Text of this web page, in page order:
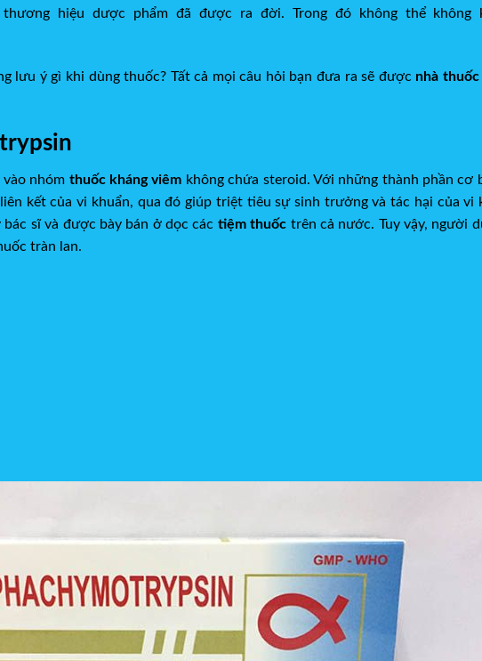
hiệu dược phẩm đã được ra đời. Trong đó không thể
lưu ý gì khi dùng thuốc? Tất cả mọi câu hỏi bạn đưa ra sẽ được nhà thuốc
nhóm thuốc kháng viêm không chứa steroid. Với những thành phần cơ
kết của vi khuẩn, qua đó giúp triệt tiêu sự sinh trưởng và tác hại của vi
sĩ và được bày bán ở dọc các tiệm thuốc trên cả nước. Tuy vậy, người
tràn lan.